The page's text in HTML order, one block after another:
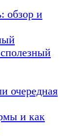
обзор и
очередная
и как